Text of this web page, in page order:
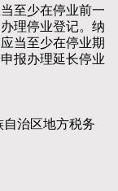
至少在停业前一
理停业登记。纳
当至少在停业期
报办理延长停业
治区地方税务